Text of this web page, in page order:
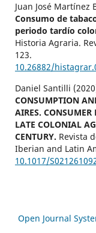
Juan José Martínez
Consumo de
periodo tardío
Historia Agraria.
123.
10.26882/
Daniel Santilli
CONSUMPTION
AIRES. CONSUMER
LATE COLONIAL
CENTURY. Revista
Iberian and Latin
10.1017/
Open Journal